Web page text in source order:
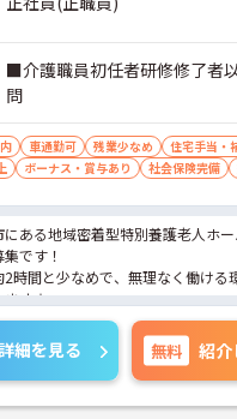
■介護職員初任者研修修了者
問
車通勤可 残業少なめ
住宅手当・
ボーナス・賞与あり 社会保険完備
にある地域密着型特別養護老人ホー
です！
時間と少なめで、無理なく働ける
ます☆
め、腰を据えて長く勤務できる点
には、面接対策ポイントなど、さ
しますのでお気軽にご相談くださ
細を見る 無料 紹介